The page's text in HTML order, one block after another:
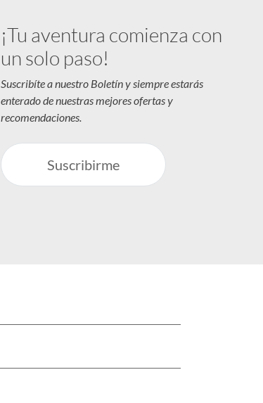
¡Tu aventura comienza con
un solo paso!
Suscribíte a nuestro Boletín y siempre estarás
enterado de nuestras mejores ofertas y
recomendaciones.
Suscribirme